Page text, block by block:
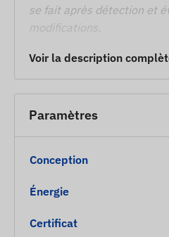
se fait après détection et
modifications.
Voir la description
Paramètres
Conception
Énergie
Certificat